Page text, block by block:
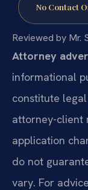
No Contact
Reviewed by Mr.
Attorney
informational
constitute
attorney-client
application
do not
vary. For